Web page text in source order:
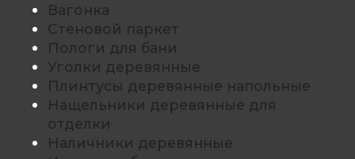
Вагонка
Стеновой паркет
Пологи для бани
Уголки деревянные
Плинтусы деревянные напольные
Нащельники деревянные для
отделки
Наличники деревянные